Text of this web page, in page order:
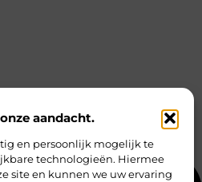
aandacht.
en persoonlijk mogelijk te
technologieën. Hiermee
site en kunnen we uw ervaring